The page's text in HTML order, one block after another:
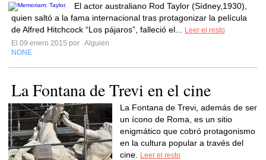
El actor australiano Rod Taylor (Sídney,1930),
quien saltó a la fama internacional tras protagonizar la película
de Alfred Hitchcock “Los pájaros”, falleció el...
Leer el resto
El 09 enero 2015 por Alguien
NONE
La Fontana de Trevi en el cine
La Fontana de Trevi, además de ser
un ícono de Roma, es un sitio
enigmático que cobró protagonismo
en la cultura popular a través del
cine.
Leer el resto